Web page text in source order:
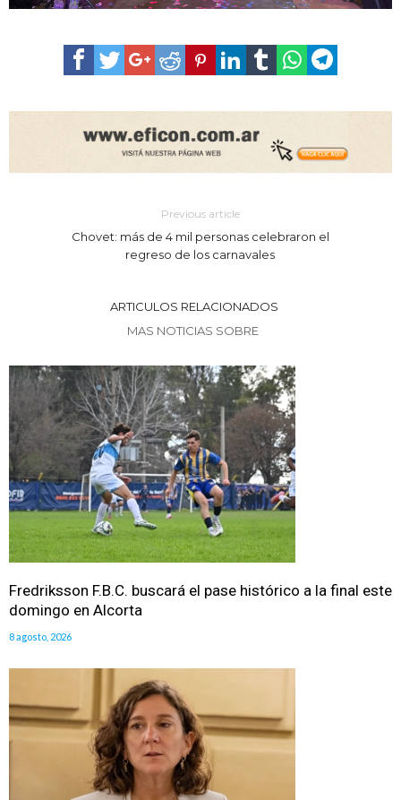
Previous article
Chovet: más de 4 mil personas celebraron el
regreso de los carnavales
ARTICULOS RELACIONADOS
MAS NOTICIAS SOBRE
Fredriksson F.B.C. buscará el pase histórico a la final este
domingo en Alcorta
8 agosto, 2026